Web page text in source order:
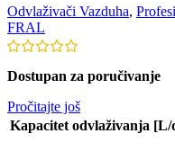
Odvlaživači Vazduha,
FRAL
Dostupan za poručivanje
Pročitajte još
Kapacitet odvlaživanja [L/